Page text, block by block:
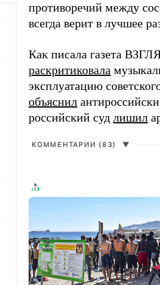
противоречий между
всегда верит в лучшее
Как писала газета
раскритиковала
эксплуатацию
объяснил
российский суд лишил
КОММЕНТАРИИ (83) ▼